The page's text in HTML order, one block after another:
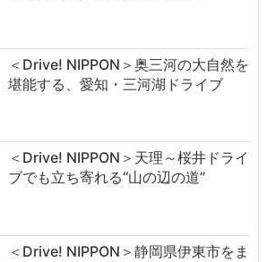
＜Drive! NIPPON＞奥三河の大自然を
堪能する、愛知・三河湖ドライブ
＜Drive! NIPPON＞天理～桜井ドライ
ブでも立ち寄れる“山の辺の道”
＜Drive! NIPPON＞静岡県伊東市をま